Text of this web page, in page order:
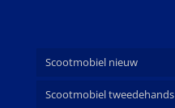
Scootmobiel nieuw
Scootmobiel tweedehands